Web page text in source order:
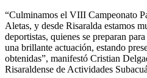
“Culminamos el VIII Campeonato
Aletas, y desde Risaralda estamos
deportistas, quienes se preparan
una brillante actuación, estando
obtenidas”, manifestó Cristian
Risaraldense de Actividades